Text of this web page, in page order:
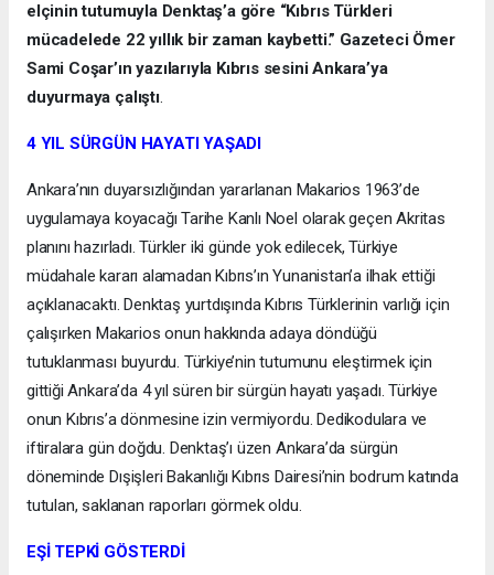
elçinin tutumuyla Denktaş’a göre “Kıbrıs Türkleri
mücadelede 22 yıllık bir zaman kaybetti.” Gazeteci Ömer
Sami Coşar’ın yazılarıyla Kıbrıs sesini Ankara’ya
duyurmaya çalıştı.
4 YIL SÜRGÜN HAYATI YAŞADI
Ankara’nın duyarsızlığından yararlanan Makarios 1963’de
uygulamaya koyacağı Tarihe Kanlı Noel olarak geçen Akritas
planını hazırladı. Türkler iki günde yok edilecek, Türkiye
müdahale kararı alamadan Kıbrıs’ın Yunanistan’a ilhak ettiği
açıklanacaktı. Denktaş yurtdışında Kıbrıs Türklerinin varlığı için
çalışırken Makarios onun hakkında adaya döndüğü
tutuklanması buyurdu. Türkiye’nin tutumunu eleştirmek için
gittiği Ankara’da 4 yıl süren bir sürgün hayatı yaşadı. Türkiye
onun Kıbrıs’a dönmesine izin vermiyordu. Dedikodulara ve
iftiralara gün doğdu. Denktaş’ı üzen Ankara’da sürgün
döneminde Dışişleri Bakanlığı Kıbrıs Dairesi’nin bodrum katında
tutulan, saklanan raporları görmek oldu.
EŞİ TEPKİ GÖSTERDİ